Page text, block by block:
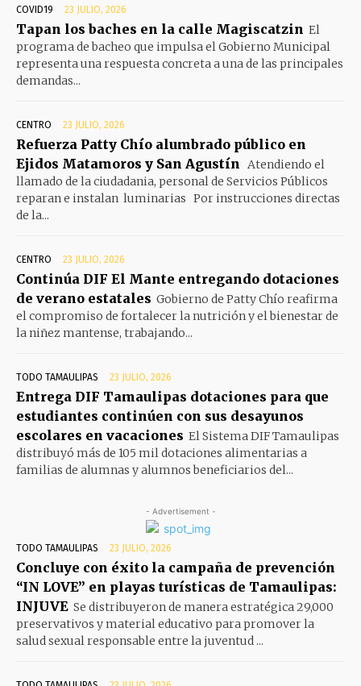
COVID19 23 JULIO, 2026
Tapan los baches en la calle Magiscatzin El
programa de bacheo que impulsa el Gobierno Municipal
representa una respuesta concreta a una de las principales
demandas...
CENTRO 23 JULIO, 2026
Refuerza Patty Chío alumbrado público en
Ejidos Matamoros y San Agustín Atendiendo el
llamado de la ciudadania, personal de Servicios Públicos
reparan e instalan luminarias Por instrucciones directas
de la...
CENTRO 23 JULIO, 2026
Continúa DIF El Mante entregando dotaciones
de verano estatales Gobierno de Patty Chío reafirma
el compromiso de fortalecer la nutrición y el bienestar de
la niñez mantense, trabajando...
TODO TAMAULIPAS 23 JULIO, 2026
Entrega DIF Tamaulipas dotaciones para que
estudiantes continúen con sus desayunos
escolares en vacaciones El Sistema DIF Tamaulipas
distribuyó más de 105 mil dotaciones alimentarias a
familias de alumnas y alumnos beneficiarios del...
- Advertisement -
TODO TAMAULIPAS 23 JULIO, 2026
Concluye con éxito la campaña de prevención
“IN LOVE” en playas turísticas de Tamaulipas:
INJUVE Se distribuyeron de manera estratégica 29,000
preservativos y material educativo para promover la
salud sexual responsable entre la juventud ...